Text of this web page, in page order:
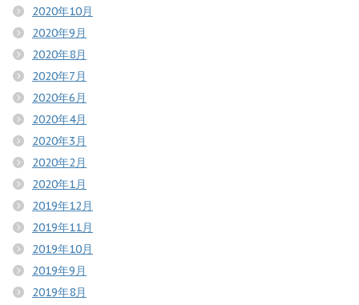
2020年10月
2020年9月
2020年8月
2020年7月
2020年6月
2020年4月
2020年3月
2020年2月
2020年1月
2019年12月
2019年11月
2019年10月
2019年9月
2019年8月